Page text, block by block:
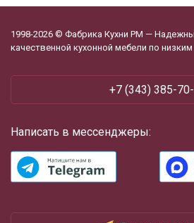
1998-2026 © Фабрика Кухни РМ —
качественной кухонной мебели по
+7 (343) 385-
Написать в мессенджеры: